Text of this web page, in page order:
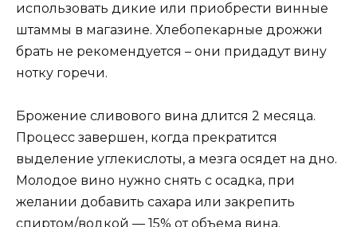
использовать дикие или приобрести винные
штаммы в магазине. Хлебопекарные дрожжи
брать не рекомендуется – они придадут вину
нотку горечи.
Брожение сливового вина длится 2 месяца.
Процесс завершен, когда прекратится
выделение углекислоты, а мезга осядет на дно.
Молодое вино нужно снять с осадка, при
желании добавить сахара или закрепить
спиртом/водкой — 15% от объема вина.